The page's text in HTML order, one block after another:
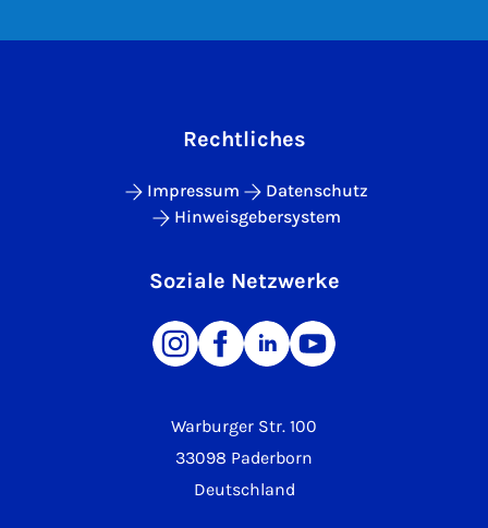
Warburger Str. 100
33098 Paderborn
Deutschland
Rechtliches
Impressum
Datenschutz
Hinweisgebersystem
Soziale Netzwerke